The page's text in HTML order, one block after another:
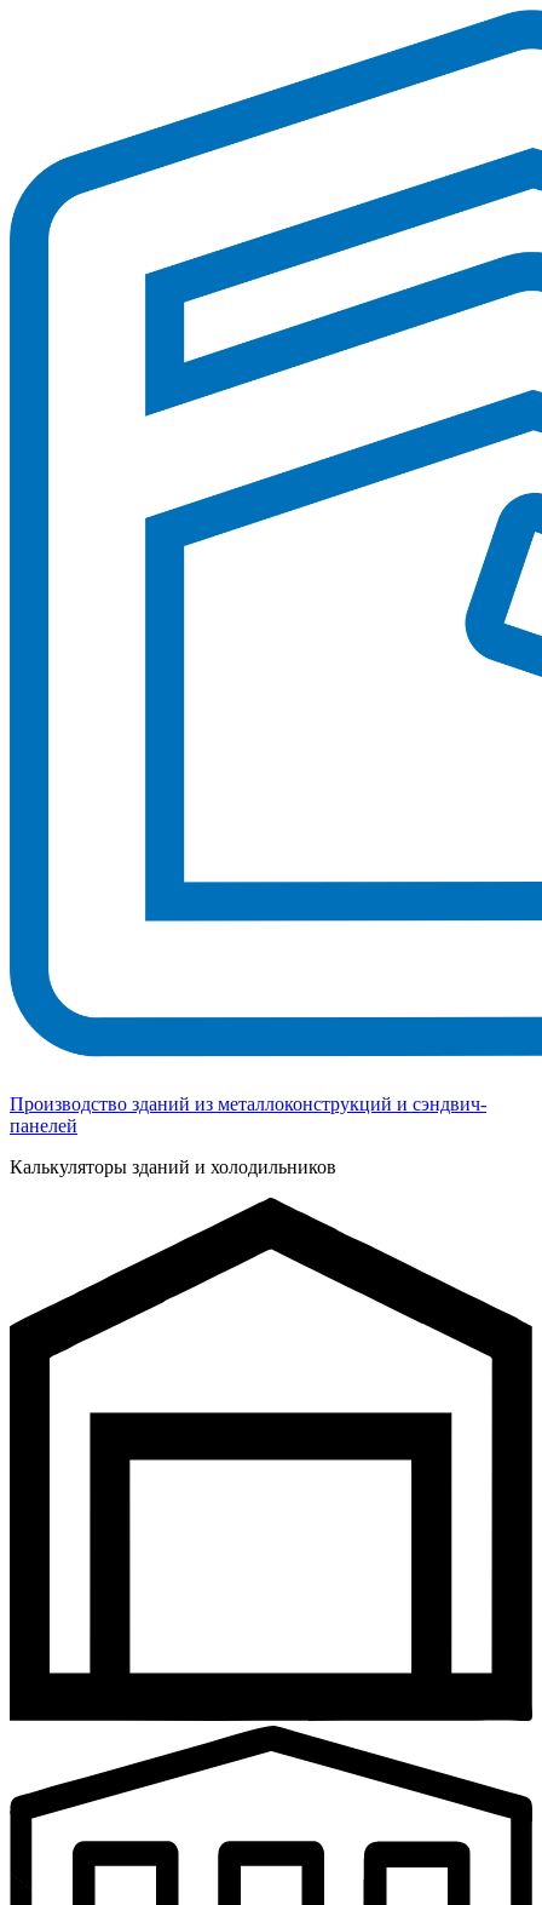
Производство зданий из металлоконструкций и сэндвич-
панелей
Калькуляторы зданий и холодильников